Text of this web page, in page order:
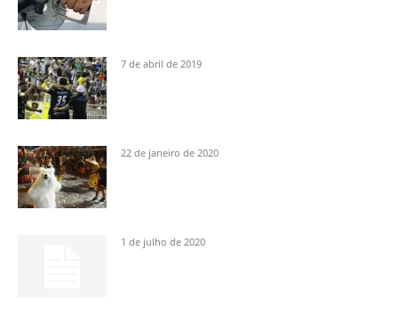
7 de abril de 2019
22 de janeiro de 2020
1 de julho de 2020